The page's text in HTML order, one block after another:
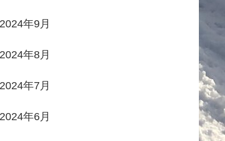
2024年9月
2024年8月
2024年7月
2024年6月